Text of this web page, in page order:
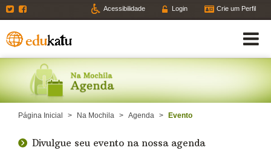
Twitter Acessibilidade Login Crie um Perfil
Página Inicial > Na Mochila > Agenda > Evento
Divulgue seu evento na nossa agenda